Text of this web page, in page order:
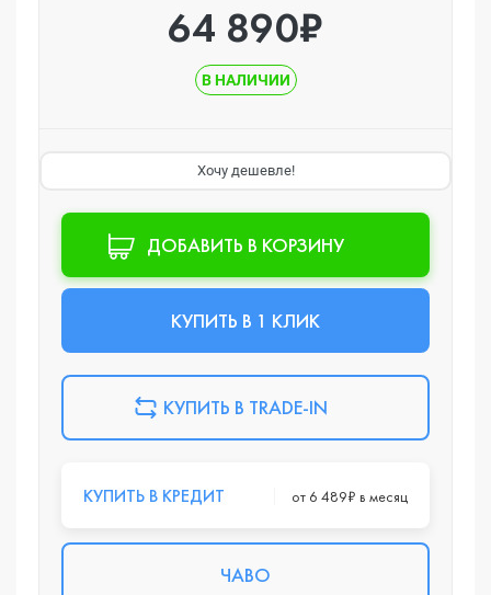
64 890₽
В НАЛИЧИИ
Хочу дешевле!
ДОБАВИТЬ В КОРЗИНУ
КУПИТЬ В 1 КЛИК
КУПИТЬ В TRADE-IN
КУПИТЬ В КРЕДИТ от 6 489₽ в месяц
ЧАВО